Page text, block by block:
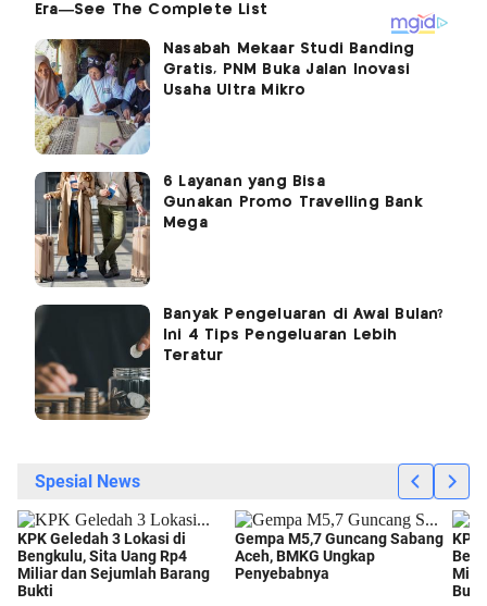
Nasabah Mekaar Studi Banding
Gratis, PNM Buka Jalan Inovasi
Usaha Ultra Mikro
6 Layanan yang Bisa
Gunakan Promo Travelling Bank
Mega
Banyak Pengeluaran di Awal Bulan?
Ini 4 Tips Pengeluaran Lebih
Teratur